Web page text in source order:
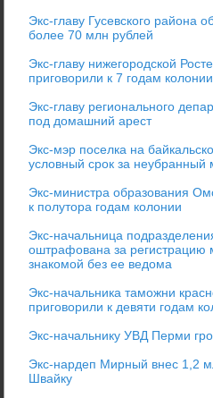
Экс-главу Гусевского района
более 70 млн рублей
Экс-главу нижегородской
приговорили к 7 годам
Экс-главу регионального
под домашний арест
Экс-мэр поселка на
условный срок за
Экс-министра образования
к полутора годам колонии
Экс-начальница
оштрафована за регистрацию
знакомой без ее ведома
Экс-начальника таможни
приговорили к девяти годам
Экс-начальнику УВД Перми
Экс-нардеп Мирный внес 1,2
Швайку